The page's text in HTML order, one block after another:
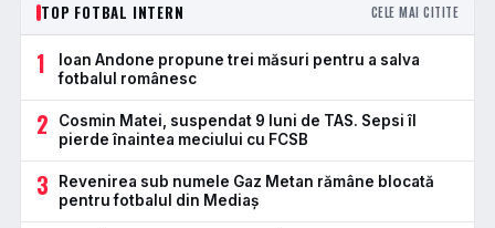
TOP FOTBAL INTERN CELE MAI CITITE
1
Ioan Andone propune trei măsuri pentru a salva
fotbalul românesc
2
Cosmin Matei, suspendat 9 luni de TAS. Sepsi îl
pierde înaintea meciului cu FCSB
3
Revenirea sub numele Gaz Metan rămâne blocată
pentru fotbalul din Mediaș